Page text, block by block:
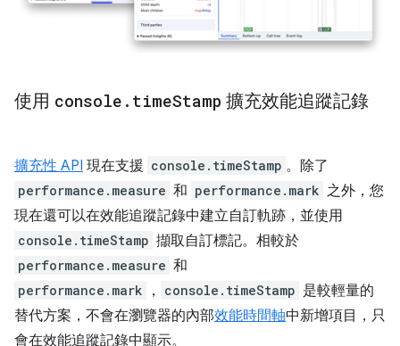
使用 console . timeStamp 擴充效能追蹤記錄
擴充性 API 現在支援 console.timeStamp 。除了
performance.measure 和 performance.mark 之外，您
現在還可以在效能追蹤記錄中建立自訂軌跡，並使用
console.timeStamp 擷取自訂標記。相較於
performance.measure 和
performance.mark ， console.timeStamp 是較輕量的
替代方案，不會在瀏覽器的內部效能時間軸中新增項目，只
會在效能追蹤記錄中顯示。